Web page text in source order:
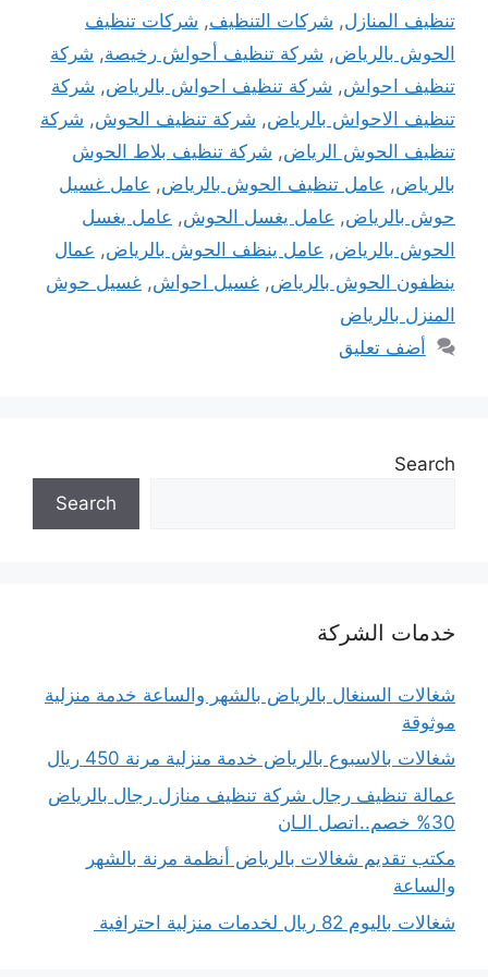
تنظيف المنازل, شركات التنظيف, شركات تنظيف
الحوش بالرياض, شركة تنظيف أحواش رخيصة, شركة
تنظيف احواش, شركة تنظيف احواش بالرياض, شركة
تنظيف الاحواش بالرياض, شركة تنظيف الحوش, شركة
تنظيف الحوش الرياض, شركة تنظيف بلاط الحوش
بالرياض, عامل تنظيف الحوش بالرياض, عامل غسيل
حوش بالرياض, عامل يغسل الحوش, عامل يغسل
الحوش بالرياض, عامل ينظف الحوش بالرياض, عمال
ينظفون الحوش بالرياض, غسيل احواش, غسيل حوش
المنزل بالرياض
أضف تعليق
Search
Search
خدمات الشركة
شغالات السنغال بالرياض بالشهر والساعة خدمة منزلية
موثوقة
شغالات بالاسبوع بالرياض خدمة منزلية مرنة 450 ريال
عمالة تنظيف رجال شركة تنظيف منازل رجال بالرياض
30% خصم..اتصل الـان
مكتب تقديم شغالات بالرياض أنظمة مرنة بالشهر
والساعة
شغالات باليوم 82 ريال لخدمات منزلية احترافية